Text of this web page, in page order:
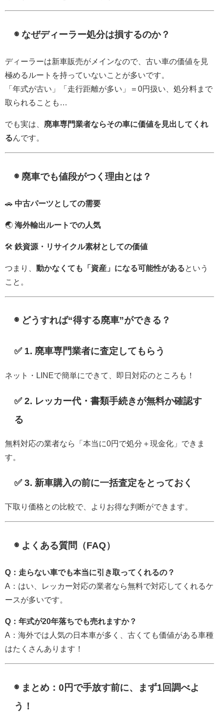
◉ なぜディーラー処分は損するのか？
ディーラーは新車販売がメインなので、古い車の価値を見
極めるルートを持っていないことが多いです。
「年式が古い」「走行距離が多い」＝0円扱い、処分料まで
取られることも…
でも実は、 廃車専門業者ならその車に価値を見出してくれ
るんです。
◉ 廃車でも値段がつく理由とは？
🚗 中古パーツとしての需要
🌏 海外輸出ルートでの人気
🛠 鉄資源・リサイクル素材としての価値
つまり、 動かなくても「資産」になる可能性がある という
こと。
◉ どうすれば“得する廃車”ができる？
✅ 1. 廃車専門業者に査定してもらう
ネット・LINEで簡単にできて、即日対応のところも！
✅ 2. レッカー代・書類手続きが無料か確認す
る
無料対応の業者なら「本当に0円で処分＋現金化」できま
す。
✅ 3. 新車購入の前に一括査定をとっておく
下取り価格との比較で、よりお得な判断ができます。
◉ よくある質問（FAQ）
Q：走らない車でも本当に引き取ってくれるの？
A：はい、レッカー対応の業者なら無料で対応してくれるケ
ースが多いです。
Q：年式が20年落ちでも売れますか？
A：海外では人気の日本車が多く、古くても価値がある車種
はたくさんあります！
◉ まとめ：0円で手放す前に、まず1回調べよ
う！